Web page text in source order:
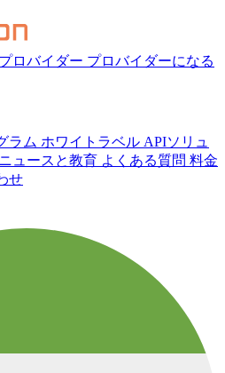
ロバイダー プロバイダーになる
ラム ホワイトラベル APIソリュ
ュースと教育 よくある質問 料金
せ